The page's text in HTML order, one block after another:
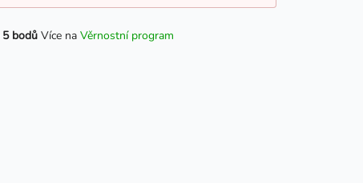
5 bodů Více na Věrnostní program